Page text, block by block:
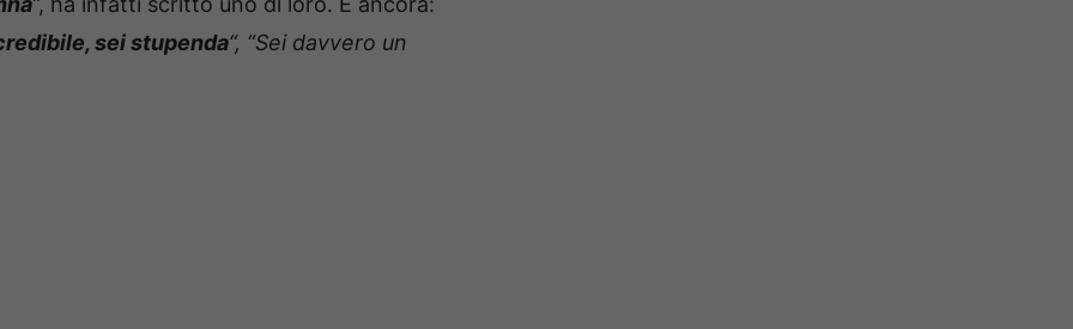
sei stupenda“, “Sei davvero un